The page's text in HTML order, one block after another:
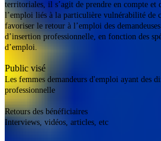
territoriales, il s’agit de prendre en compte et
l’emploi liés à la particulière vulnérabilité de
favoriser le retour à l’emploi des
d’insertion professionnelle, en fonction des
d’emploi.
Public visé
Les femmes demandeurs d'emploi ayant des
professionnelle
Retours des bénéficiaires
Interviews, vidéos, articles, etc